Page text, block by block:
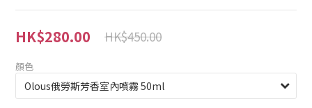
HK$280.00 HK$450.00
顏色